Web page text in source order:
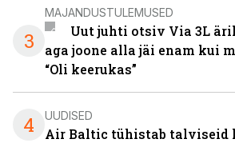
3
MAJANDUSTULEMUSED
Uut juhti otsiv Via 3L
aga joone alla jäi enam kui
“Oli keerukas”
4 UUDISED
Air Baltic tühistab talviseid